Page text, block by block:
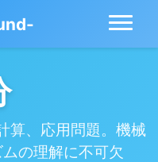
算、応用問題。機械
の理解に不可欠